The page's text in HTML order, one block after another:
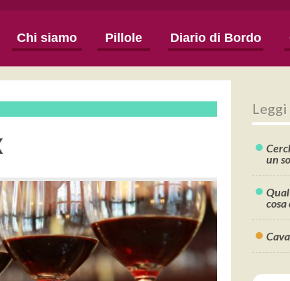
Diario di Bordo
Pillole
Chi siamo
Leggi
un
cosa